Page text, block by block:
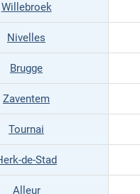
Willebroek
Nivelles
Brugge
Zaventem
Tournai
de-Stad
Alleur